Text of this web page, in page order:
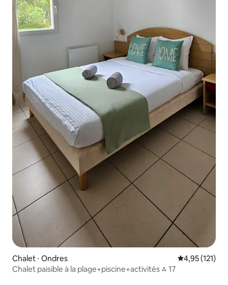
Chalet ⋅ Ondres Évaluation
4,95 (121)
Chalet paisible à la plage+piscine+activités ⁂ 17